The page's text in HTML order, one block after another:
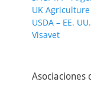
UK Agriculture
USDA – EE. UU.
Visavet
Asociaciones